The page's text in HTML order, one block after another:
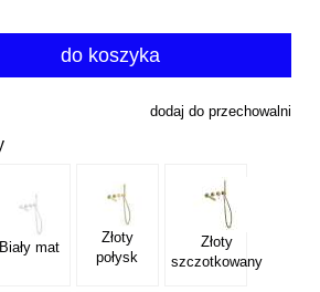
do koszyka
dodaj do przechowalni
Biały mat
Złoty
połysk
Złoty
szczotkowany